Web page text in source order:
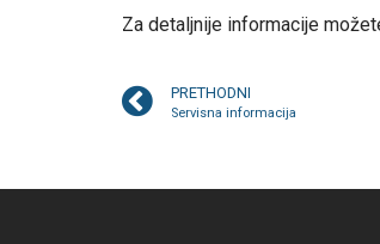
Za detaljnije informacije
PRETHODNI
Servisna informacija